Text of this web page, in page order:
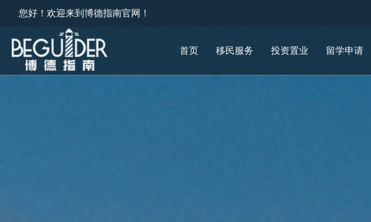
您好！欢迎来到博德指南官网！
首页 移民服务 投资置业 留学申请